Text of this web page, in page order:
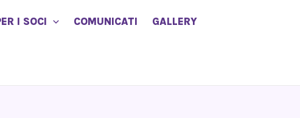
I SOCI COMUNICATI GALLERY